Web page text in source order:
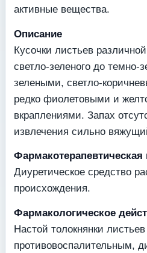
активные вещества.
Описание
Кусочки листьев
светло-зеленого до темно-
зелеными, светло-
редко фиолетовыми и
вкраплениями. Запах
извлечения сильно
Фармакотерапевтическая
Диуретическое средство
происхождения.
Фармакологическое
Настой толокнянки
противовоспалительным,